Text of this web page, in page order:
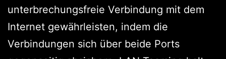
unterbrechungsfreie Verbindung mit dem
Internet gewährleisten, indem die
Verbindungen sich über beide Ports